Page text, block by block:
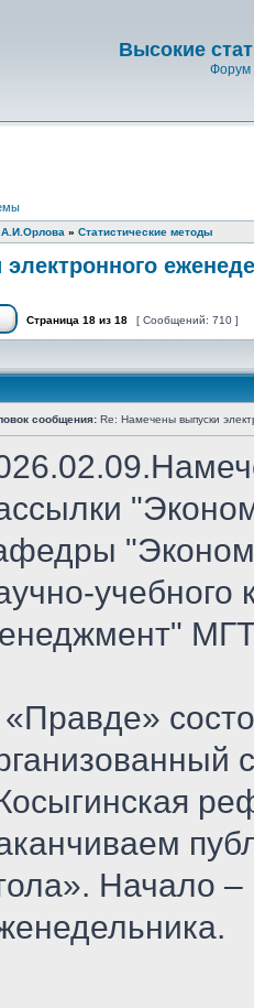
Высокие
Форум
» Статистические методы
Страница 18 из 18 [ Сообщений: 710 ]
сообщения: Re: Намечены выпуски
Начало